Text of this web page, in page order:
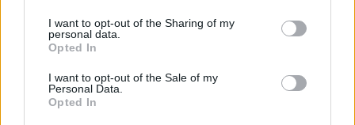
I want to opt-out of the Sharing of my
personal data.
Opted In
I want to opt-out of the Sale of my
Personal Data.
Opted In
Δευτέρα 7/2